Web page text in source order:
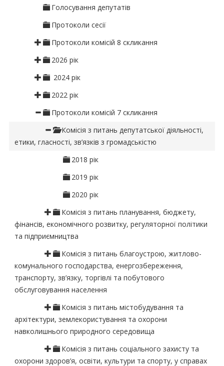
Голосування депутатів
Протоколи сесії
Протоколи комісій 8 скликання
2026 рік
2024 рік
2022 рік
Протоколи комісій 7 скликання
Комісія з питань депутатської діяльності,
етики, гласності, зв’язків з громадськістю
2018 рік
2019 рік
2020 рік
Комісія з питань планування, бюджету,
фінансів, економічного розвитку, регуляторної політики
та підприємництва
Комісія з питань благоустрою, житлово-
комунального господарства, енергозбереження,
транспорту, зв’язку, торгівлі та побутового
обслуговування населення
Комісія з питань містобудування та
архітектури, землекористування та охорони
навколишнього природного середовища
Комісія з питань соціального захисту та
охорони здоров’я, освіти, культури та спорту, у справах